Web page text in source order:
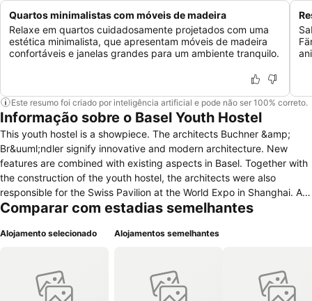
Quartos minimalistas com móveis de madeira
Relaxe em quartos cuidadosamente projetados com uma
estética minimalista, que apresentam móveis de madeira
confortáveis e janelas grandes para um ambiente tranquilo.
Este resumo foi criado por inteligência artificial e pode não ser 100% correto.
Informação sobre o Basel Youth Hostel
This youth hostel is a showpiece. The architects Buchner &amp;
Br&uuml;ndler signify innovative and modern architecture. New
features are combined with existing aspects in Basel. Together with
the construction of the youth hostel, the architects were also
responsible for the Swiss Pavilion at the World Expo in Shanghai. An
international orientation like youth hostels is therefore also normal for
the world. The new building was reopend with 234 beds in different
the reception area, lounge and dining room. The combination of old
and new features can be seen from the outside and perceived
Comparar com estadias semelhantes
Alojamento selecionado Alojamentos semelhantes